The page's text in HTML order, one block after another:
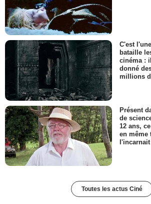
C'est
bataille
cinéma :
donné
millions
Présent
de
12 ans,
en même
l'incarnait
Toutes les actus Ciné